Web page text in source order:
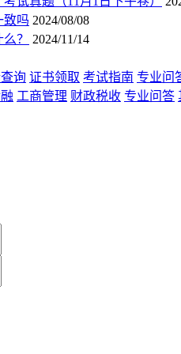
致吗 2024/08/08
？
2024/11/14
询 证书领取 考试指南 专业问
工商管理 财政税收 专业问答